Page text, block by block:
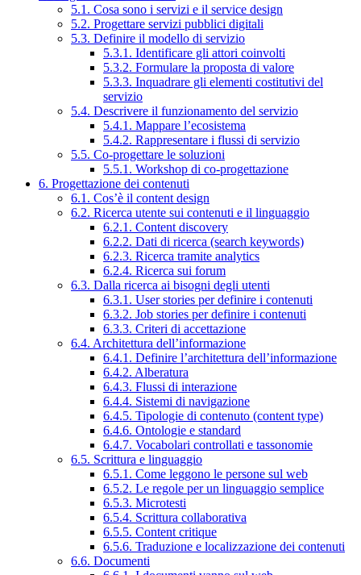
5.1. Cosa sono i servizi e il service design
5.2. Progettare servizi pubblici digitali
5.3. Definire il modello di servizio
5.3.1. Identificare gli attori coinvolti
5.3.2. Formulare la proposta di valore
5.3.3. Inquadrare gli elementi costitutivi del
servizio
5.4. Descrivere il funzionamento del servizio
5.4.1. Mappare l’ecosistema
5.4.2. Rappresentare i flussi di servizio
5.5. Co-progettare le soluzioni
5.5.1. Workshop di co-progettazione
6. Progettazione dei contenuti
6.1. Cos’è il content design
6.2. Ricerca utente sui contenuti e il linguaggio
6.2.1. Content discovery
6.2.2. Dati di ricerca (search keywords)
6.2.3. Ricerca tramite analytics
6.2.4. Ricerca sui forum
6.3. Dalla ricerca ai bisogni degli utenti
6.3.1. User stories per definire i contenuti
6.3.2. Job stories per definire i contenuti
6.3.3. Criteri di accettazione
6.4. Architettura dell’informazione
6.4.1. Definire l’architettura dell’informazione
6.4.2. Alberatura
6.4.3. Flussi di interazione
6.4.4. Sistemi di navigazione
6.4.5. Tipologie di contenuto (content type)
6.4.6. Ontologie e standard
6.4.7. Vocabolari controllati e tassonomie
6.5. Scrittura e linguaggio
6.5.1. Come leggono le persone sul web
6.5.2. Le regole per un linguaggio semplice
6.5.3. Microtesti
6.5.4. Scrittura collaborativa
6.5.5. Content critique
6.5.6. Traduzione e localizzazione dei contenuti
6.6. Documenti